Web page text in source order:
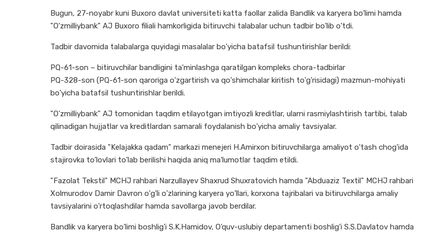
Bugun, 27-noyabr kuni Buxoro davlat universiteti katta faollar zalida Bandlik va karyera bo'limi hamda
"O'zmilliybank" AJ Buxoro filiali hamkorligida bitiruvchi talabalar uchun tadbir bo'lib o'tdi.
Tadbir davomida talabalarga quyidagi masalalar bo'yicha batafsil tushuntirishlar berildi:
PQ-61-son – bitiruvchilar bandligini ta'minlashga qaratilgan kompleks chora-tadbirlar
PQ-328-son (PQ-61-son qaroriga o'zgartirish va qo'shimchalar kiritish to'g'risidagi) mazmun-mohiyati
bo'yicha batafsil tushuntirishlar berildi.
"O'zmilliybank" AJ tomonidan taqdim etilayotgan imtiyozli kreditlar, ularni rasmiylashtirish tartibi, talab
qilinadigan hujjatlar va kreditlardan samarali foydalanish bo'yicha amaliy tavsiyalar.
Tadbir doirasida "Kelajakka qadam" markazi menejeri H.Amirxon bitiruvchilarga amaliyot o'tash chog'ida
stajirovka to'lovlari to'lab berilishi haqida aniq ma'lumotlar taqdim etildi.
"Fazolat Tekstil" MCHJ rahbari Narzullayev Shaxrud Shuxratovich hamda "Abduaziz Textil" MCHJ rahbari
Xolmurodov Damir Davron o'g'li o'zlarining karyera yo'llari, korxona tajribalari va bitiruvchilarga amaliy
tavsiyalarini o'rtoqlashdilar hamda savollarga javob berdilar.
Bandlik va karyera bo'limi boshlig'i S.K.Hamidov, O'quv-uslubiy departamenti boshlig'i S.S.Davlatov hamda